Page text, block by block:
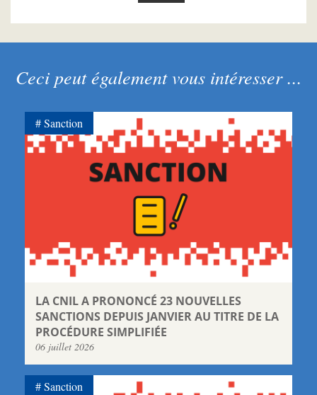
Ceci peut également vous intéresser ...
LA CNIL A PRONONCÉ 23 NOUVELLES
SANCTIONS DEPUIS JANVIER AU TITRE DE LA
PROCÉDURE SIMPLIFIÉE
06 juillet 2026
Sanction
Sanction